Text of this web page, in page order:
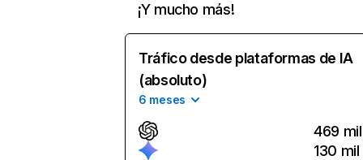
¡Y mucho más!
Tráfico desde plataformas de IA
(absoluto)
6 meses
469 mil
130 mil